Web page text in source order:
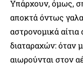
Υπάρχουν, όμως,
αποκτά όντως
αστρονομικά
διαταραχών: όταν
αιωρούνται στον